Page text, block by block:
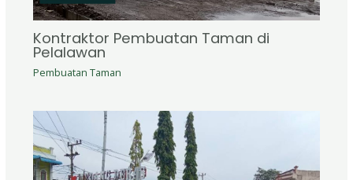
Kontraktor Pembuatan Taman di
Pelalawan
Pembuatan Taman